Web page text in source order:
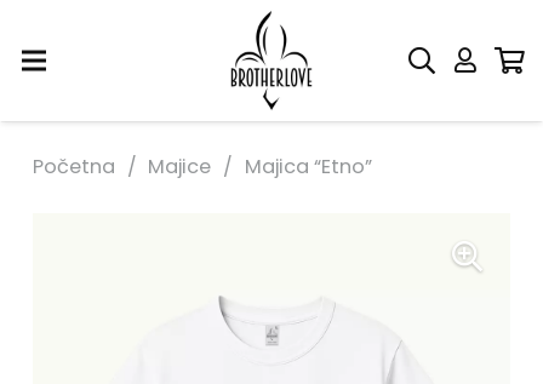
Početna / Majice / Majica “Etno”